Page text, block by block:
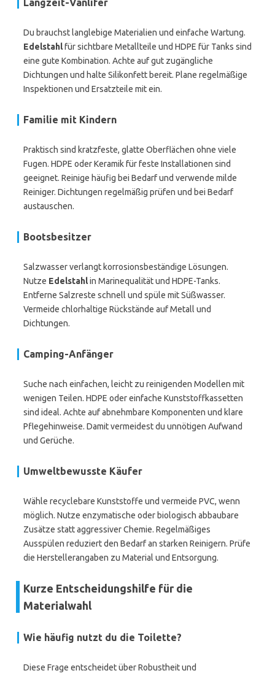
Langzeit-Vanlifer
Du brauchst langlebige Materialien und einfache Wartung.
Edelstahlfür sichtbare Metallteile und HDPE für Tanks sind
eine gute Kombination. Achte auf gut zugängliche
Dichtungen und halte Silikonfett bereit. Plane regelmäßige
Inspektionen und Ersatzteile mit ein.
Familie mit Kindern
Praktisch sind kratzfeste, glatte Oberflächen ohne viele
Fugen. HDPE oder Keramik für feste Installationen sind
geeignet. Reinige häufig bei Bedarf und verwende milde
Reiniger. Dichtungen regelmäßig prüfen und bei Bedarf
austauschen.
Bootsbesitzer
Salzwasser verlangt korrosionsbeständige Lösungen.
Nutze Edelstahlin Marinequalität und HDPE-Tanks.
Entferne Salzreste schnell und spüle mit Süßwasser.
Vermeide chlorhaltige Rückstände auf Metall und
Dichtungen.
Camping-Anfänger
Suche nach einfachen, leicht zu reinigenden Modellen mit
wenigen Teilen. HDPE oder einfache Kunststoffkassetten
sind ideal. Achte auf abnehmbare Komponenten und klare
Pflegehinweise. Damit vermeidest du unnötigen Aufwand
und Gerüche.
Umweltbewusste Käufer
Wähle recyclebare Kunststoffe und vermeide PVC, wenn
möglich. Nutze enzymatische oder biologisch abbaubare
Zusätze statt aggressiver Chemie. Regelmäßiges
Ausspülen reduziert den Bedarf an starken Reinigern. Prüfe
die Herstellerangaben zu Material und Entsorgung.
Kurze Entscheidungshilfe für die
Materialwahl
Wie häufig nutzt du die Toilette?
Diese Frage entscheidet über Robustheit und